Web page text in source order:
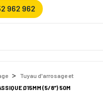
962 962
Tuyau d'arrosage et
Ø15MM (5/8’’) 50M